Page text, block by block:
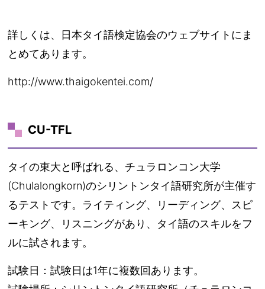
詳しくは、日本タイ語検定協会のウェブサイトにま
とめてあります。
http://www.thaigokentei.com/
CU-TFL
タイの東大と呼ばれる、チュラロンコン大学
(Chulalongkorn)のシリントンタイ語研究所が主催す
るテストです。ライティング、リーディング、スピ
ーキング、リスニングがあり、タイ語のスキルをフ
ルに試されます。
試験日：試験日は1年に複数回あります。